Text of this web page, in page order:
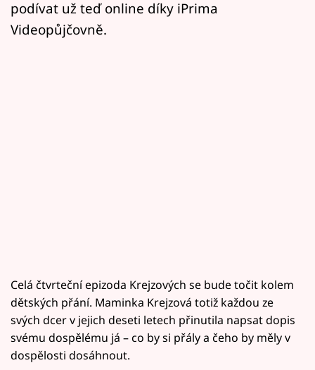
podívat už teď online díky iPrima
Videopůjčovně.
Celá čtvrteční epizoda Krejzových se bude točit kolem
dětských přání. Maminka Krejzová totiž každou ze
svých dcer v jejich deseti letech přinutila napsat dopis
svému dospělému já – co by si přály a čeho by měly v
dospělosti dosáhnout.